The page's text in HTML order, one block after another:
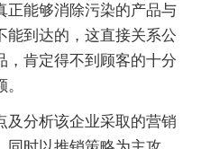
正能够消除污染的产品与
能到达的，这直接关系公
，肯定得不到顾客的十分
及分析该企业采取的营销